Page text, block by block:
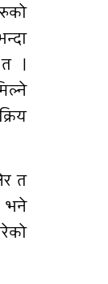
।
त
भने